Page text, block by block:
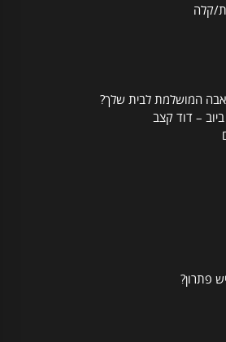
קלה
המושלמת לבית שלך?
– דוד קצב
פתרון?